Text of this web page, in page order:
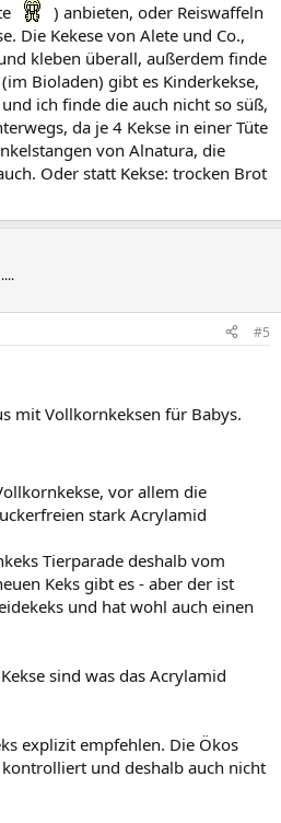
) anbieten, oder Reiswaffeln
Die Kekese von Alete und Co.,
kleben überall, außerdem finde
Bioladen) gibt es Kinderkekse,
ich finde die auch nicht so süß,
da je 4 Kekse in einer Tüte
von Alnatura, die
Oder statt Kekse: trocken Brot
#5
mit Vollkornkeksen für Babys.
vor allem die
stark Acrylamid
Tierparade deshalb vom
Keks gibt es - aber der ist
und hat wohl auch einen
sind was das Acrylamid
explizit empfehlen. Die Ökos
und deshalb auch nicht